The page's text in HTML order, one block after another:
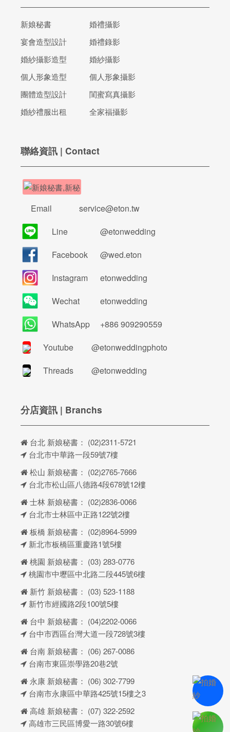
新娘秘書
宴會造型設計
婚紗攝影造型
個人形象造型
團體造型設計
婚紗禮服出租
婚禮攝影
婚禮錄影
婚紗攝影
個人形象攝影
閨蜜寫真攝影
全家福攝影
聯絡資訊 | Contact
Email
service@eton.tw
Line
@etonwedding
Facebook
@wed.eton
Instagram
etonwedding
Wechat
etonwedding
WhatsApp
+886 909290559
Youtube
@etonweddingphoto
Threads
@etonwedding
分店資訊 | Branchs
台北 新娘秘書： (02)2311-5721
台北市中華路一段59號7樓
松山 新娘秘書： (02)2765-7666
台北市松山區八德路4段678號12樓
士林 新娘秘書： (02)2836-0066
台北市士林區中正路122號2樓
板橋 新娘秘書： (02)8964-5999
新北市板橋區重慶路1號5樓
桃園 新娘秘書： (03) 283-0776
桃園市中壢區中北路二段445號6樓
新竹 新娘秘書： (03) 523-1188
新竹市經國路2段100號5樓
台中 新娘秘書： (04)2202-0066
台中市西區台灣大道一段728號3樓
台南 新娘秘書： (06) 267-0086
台南市東區崇學路20巷2號
永康 新娘秘書： (06) 302-7799
台南市永康區中華路425號15樓之3
高雄 新娘秘書： (07) 322-2592
高雄市三民區博愛一路30號6樓